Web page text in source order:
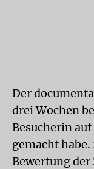
Der
drei Wochen
Besucherin
gemacht
Bewertung